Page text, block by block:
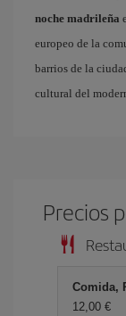
noche madrileña
europeo de la
barrios de la
cultural del
Precios
Comida,
12,00 €